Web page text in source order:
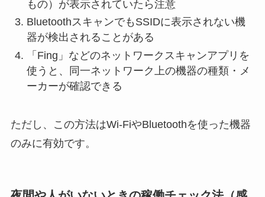
もの）が表示されていたら注意
BluetoothスキャンでもSSIDに表示されない機
器が検出されることがある
「Fing」などのネットワークスキャンアプリを
使うと、同一ネットワーク上の機器の種類・メ
ーカーが確認できる
ただし、この方法はWi-FiやBluetoothを使った機器
のみに有効です。